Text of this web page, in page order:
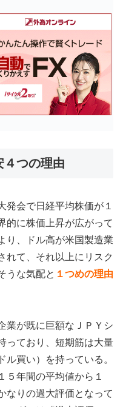
４つの理由
発会で日経平均株価が１
的に株価上昇が広がって
り、ドル高が米国製造業
れて、それ以上にリスク
うな気配と １つめの理由
業が既に巨額なＪＰＹシ
っており、短期筋は大量
買い）を持っている。
５年間の平均値から１
なりの過大評価となって